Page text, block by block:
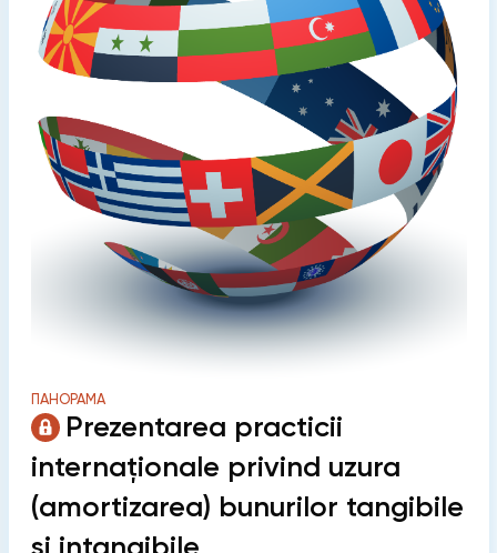
ПАНОРАМА
Prezentarea practicii
internaţionale privind uzura
(amortizarea) bunurilor tangibile